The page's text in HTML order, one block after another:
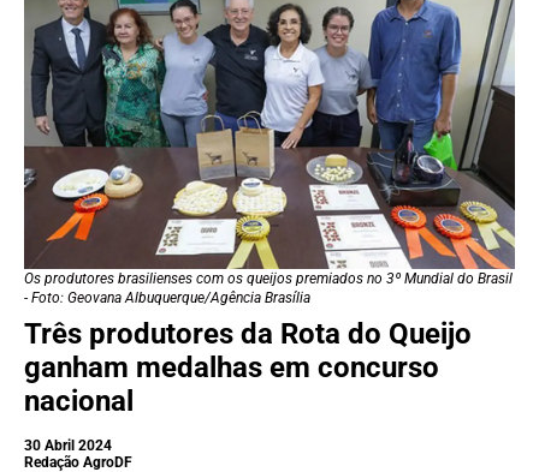
Os produtores brasilienses com os queijos premiados no 3º Mundial do Brasil
- Foto: Geovana Albuquerque/Agência Brasília
Três produtores da Rota do Queijo
ganham medalhas em concurso
nacional
30 Abril 2024
Redação AgroDF